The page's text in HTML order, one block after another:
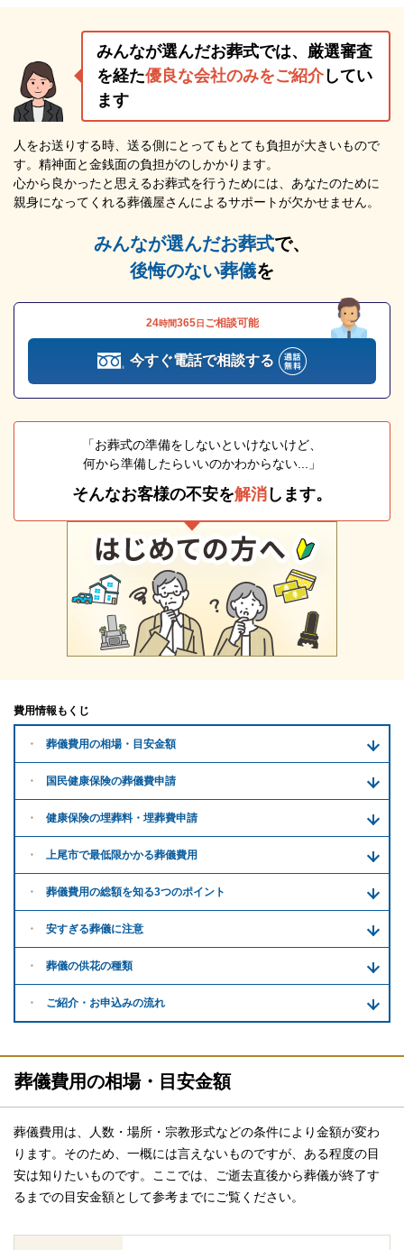
みんなが選んだお葬式では、厳選審査
を経た優良な会社のみをご紹介してい
ます
人をお送りする時、送る側にとってもとても負担が大きいもので
す。精神面と金銭面の負担がのしかかります。
心から良かったと思えるお葬式を行うためには、あなたのために
親身になってくれる葬儀屋さんによるサポートが欠かせません。
みんなが選んだお葬式で、
後悔のない葬儀を
24時間365日 ご相談可能
今すぐ電話で相談する
「お葬式の準備をしないといけないけど、
何から準備したらいいのかわからない...」
そんなお客様の不安を解消 します。
費用情報もくじ
葬儀費用の相場・目安金額
国民健康保険の葬儀費申請
健康保険の埋葬料・ 埋葬費申請
上尾市で最低限かかる葬儀費用
葬儀費用の総額を知る3つのポイント
安すぎる葬儀に注意
葬儀の供花の種類
ご紹介・ お申込みの流れ
葬儀費用の相場・目安金額
葬儀費用は、人数・場所・宗教形式などの条件により金額が変わ
ります。そのため、一概には言えないものですが、ある程度の目
安は知りたいものです。ここでは、ご逝去直後から葬儀が終了す
るまでの目安金額として参考までにご覧ください。